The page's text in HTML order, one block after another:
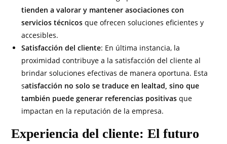
tienden a valorar y mantener asociaciones con
servicios técnicos que ofrecen soluciones eficientes y
accesibles.
Satisfacción del cliente: En última instancia, la
proximidad contribuye a la satisfacción del cliente al
brindar soluciones efectivas de manera oportuna. Esta
satisfacción no solo se traduce en lealtad, sino que
también puede generar referencias positivasque
impactan en la reputación de la empresa.
Experiencia del cliente: El futuro